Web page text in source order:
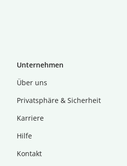
Unternehmen
Über uns
Privatsphäre & Sicherheit
Karriere
Hilfe
Kontakt